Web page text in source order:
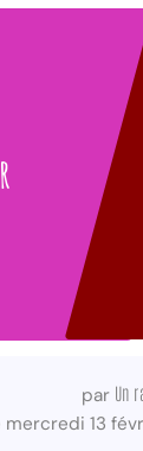
par Un
mercredi 13